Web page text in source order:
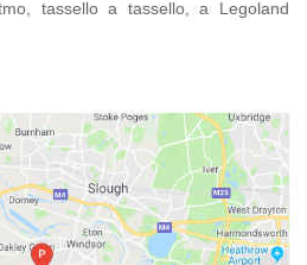
tassello a tassello, a Legoland